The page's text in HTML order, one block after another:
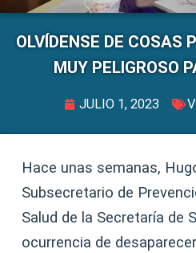
OLVÍDENSE DE COSAS
MUY PELIGROSO
JULIO 1, 2023
Hace unas semanas,
Subsecretario de
Salud de la Secretaría de
ocurrencia de